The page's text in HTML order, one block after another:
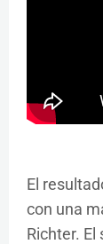
El
con una
Richter.